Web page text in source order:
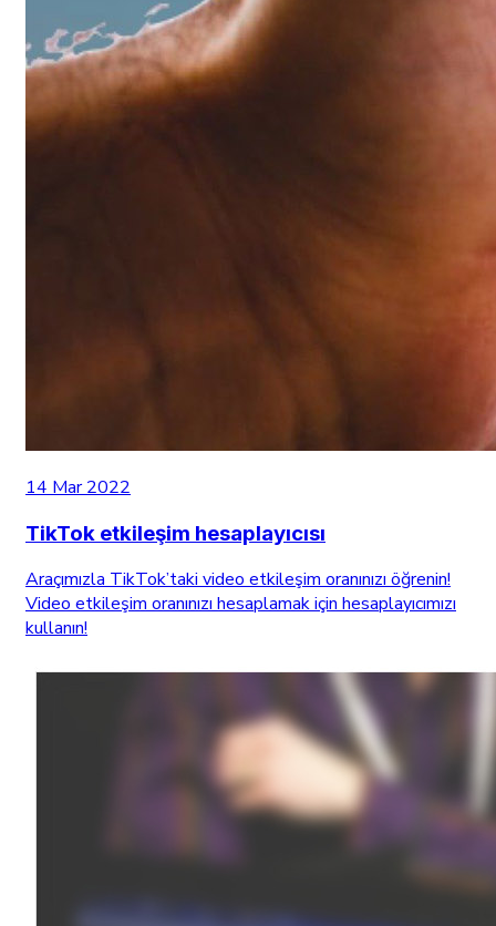
14 Mar 2022
TikTok etkileşim hesaplayıcısı
Araçımızla TikTok’taki video etkileşim oranınızı öğrenin!
Video etkileşim oranınızı hesaplamak için hesaplayıcımızı
kullanın!